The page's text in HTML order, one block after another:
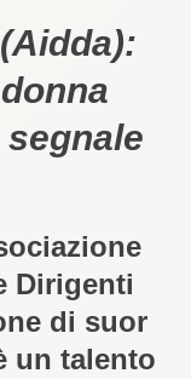
Dirigenti
di suor
un talento